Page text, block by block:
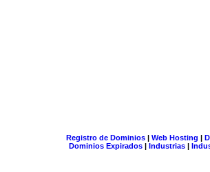
Registro de Dominios| Web Hosting |
Dominios Expirados | Industrias |